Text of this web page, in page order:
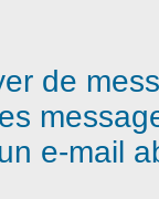
de
e-mail